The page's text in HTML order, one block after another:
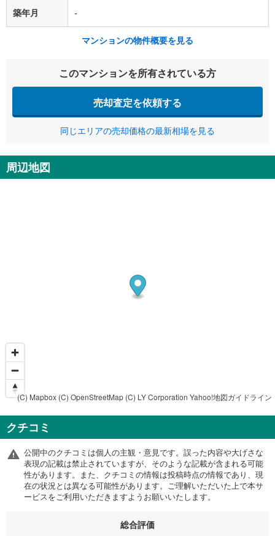
築年月 -
マンションの物件概要を見る
このマンションを所有されている方
売却査定を依頼する
同じエリアの売却価格の最新相場を見る
周辺地図
(C) Mapbox (C) OpenStreetMap (C) LY Corporation Yahoo!地図ガイドライン
クチコミ
公開中のクチコミは個人の主観・意見です。誤った内容や大げさな
表現の記載は禁止されていますが、そのような記載が含まれる可能
性があります。また、クチコミの情報は投稿時点の情報であり、現
在の状況とは異なる可能性があります。ご理解いただいた上で本サ
ービスをご利用いただきますようお願いいたします。
総合評価